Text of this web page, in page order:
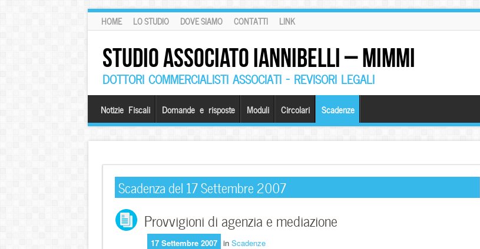
HOME LO STUDIO DOVE SIAMO CONTATTI LINK
STUDIO ASSOCIATO IANNIBELLI – MIMMI
DOTTORI COMMERCIALISTI ASSOCIATI – REVISORI LEGALI
Notizie Fiscali Domande e risposte Moduli Circolari Scadenze
Scadenza del 17 Settembre 2007
Provvigioni di agenzia e mediazione
17 Settembre 2007 in Scadenze